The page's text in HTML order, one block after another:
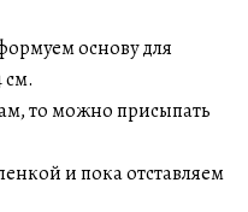
основу для
см.
то можно присыпать
и пока отставляем